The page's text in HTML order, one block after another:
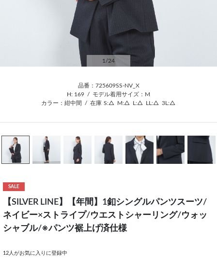
1 /24
品番：725609SS-NV_X
H: 169 / モデル着用サイズ：M
カラー：紺中間
/ 在庫 S:△ M:△ L:△ LL:△ 3L:△
SALE
【SILVER LINE】【年間】1釦シングルパンツスーツ/
ネイビー×ストライプ/ウエストシャーリング/ウォッ
シャブル/※パンツ裾上げ済仕様
12 人がお気に入りに登録中